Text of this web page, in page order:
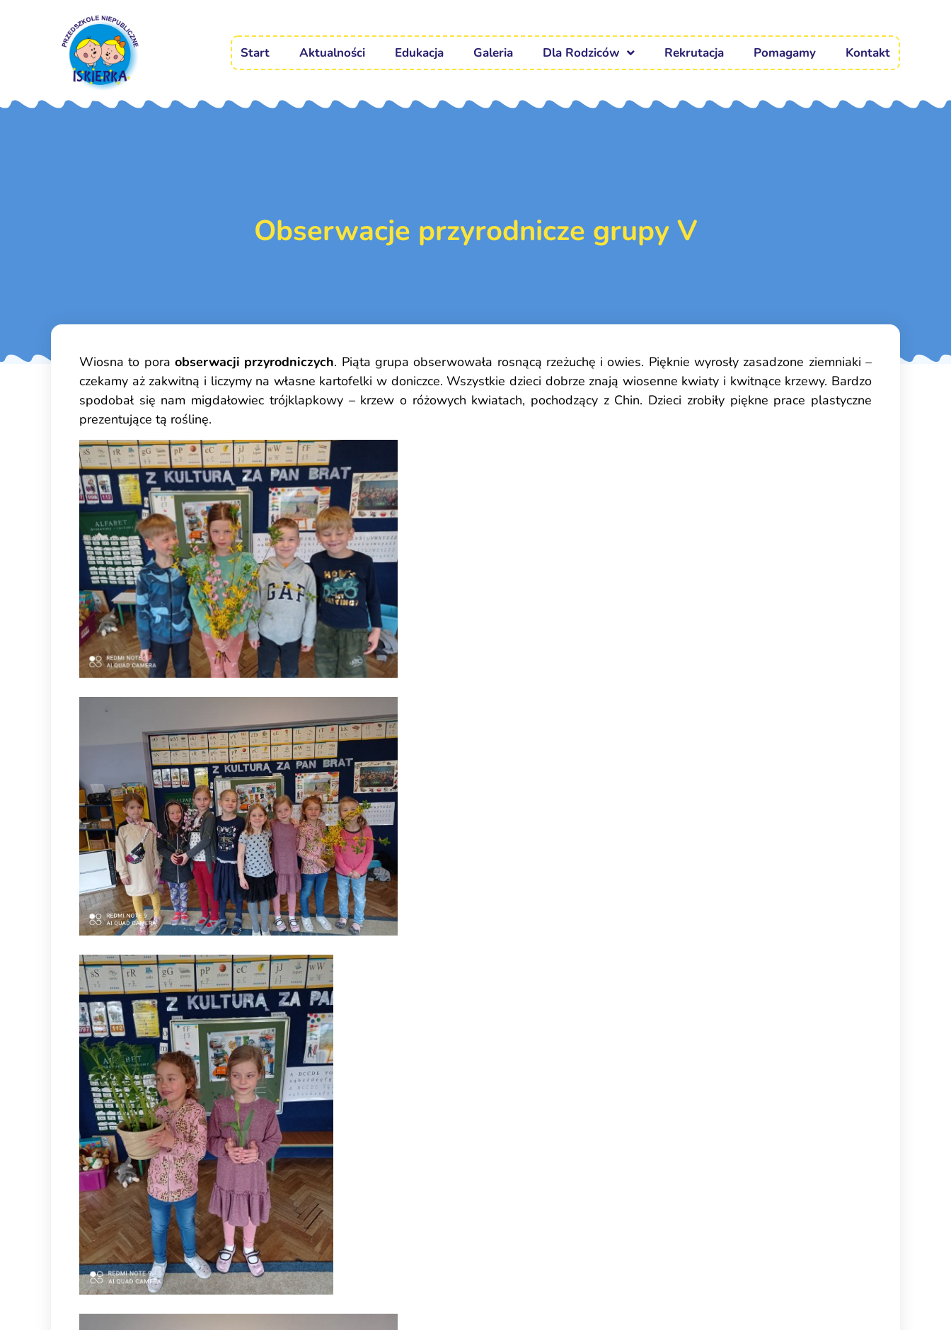
Start Aktualności Edukacja Galeria Dla Rodziców Rekrutacja Pomagamy Kontakt
Obserwacje przyrodnicze grupy V
Wiosna to pora obserwacji przyrodniczych. Piąta grupa obserwowała rosnącą rzeżuchę i owies. Pięknie wyrosły zasadzone ziemniaki –
czekamy aż zakwitną i liczymy na własne kartofelki w doniczce. Wszystkie dzieci dobrze znają wiosenne kwiaty i kwitnące krzewy. Bardzo
spodobał się nam migdałowiec trójklapkowy – krzew o różowych kwiatach, pochodzący z Chin. Dzieci zrobiły piękne prace plastyczne
prezentujące tą roślinę.